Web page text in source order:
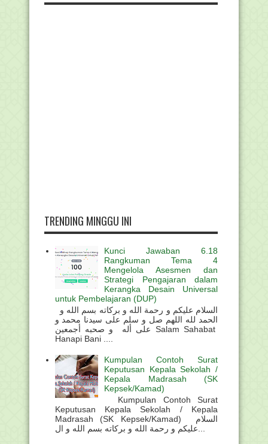
TRENDING MINGGU INI
Kunci Jawaban 6.18
Rangkuman Tema 4
Mengelola Asesmen dan
Strategi Pengajaran dalam
Kerangka Desain Universal
untuk Pembelajaran (DUP)
الحمد لله اللهم صل و سلم على سيدنا محمد و
على أله و صحبه أجمعين Salam Sahabat
Hanapi Bani ....
Kumpulan Contoh Surat
Keputusan Kepala Sekolah /
Kepala Madrasah (SK
Kepsek/Kamad)
Kumpulan Contoh Surat
Keputusan Kepala Sekolah / Kepala
Madrasah (SK Kepsek/Kamad) السلام